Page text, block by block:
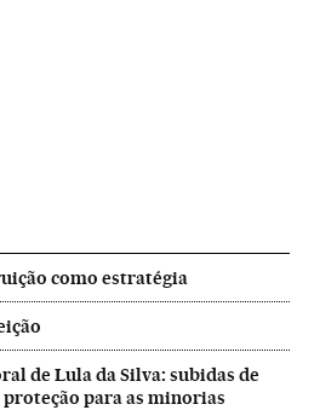
como estratégia
de Lula da Silva: subidas de
para as minorias